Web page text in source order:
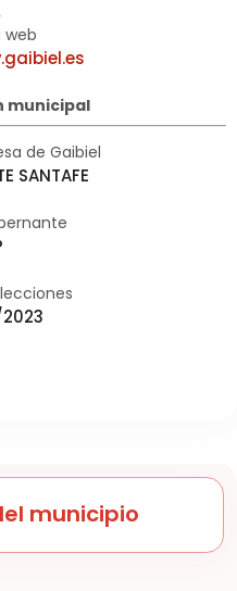
web
municipal
de Gaibiel
SANTAFE
municipio